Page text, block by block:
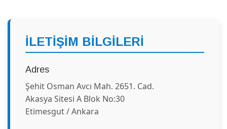
İLETİŞİM BİLGİLERİ
Adres
Şehit Osman Avcı Mah. 2651. Cad.
Akasya Sitesi A Blok No:30
Etimesgut / Ankara